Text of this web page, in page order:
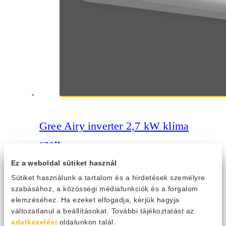
Ez a weboldal sütiket használ
Sütiket használunk a tartalom és a hirdetések személyre
szabásához, a közösségi médiafunkciók és a forgalom
elemzéséhez. Ha ezeket elfogadja, kérjük hagyja
változatlanul a beállításokat. További tájékoztatást az
adatkezelési oldalunkon talál.
Gree Airy inverter 2,7 kW klíma
szett
GWH09AVCXB-K6DNA1B
345 313Ft
A Gree Airy attraktív megjelenésével, valamint egyedülálló
felszereltségével emelkedik ki a Prestige Limitált Széria klímái
közül. A csúcstechnológiás modell figyelemfelkeltő szálcsiszolt
hatású ezüst kivitelben kerül piacra, melyhez hővisszanyerős friss